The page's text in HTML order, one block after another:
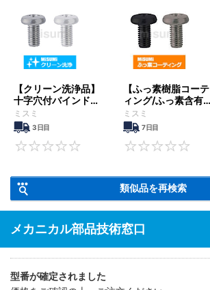
【クリーン洗浄品】
十字穴付バインド小
ねじ-単品・小箱
ミスミ
3日目
0
【ふっ素樹脂コーテ
ィング/ふっ素含有
メッキ】十字穴付バ
インド小ねじ
ミスミ
7日目
類似品を再検索
メカニカル部品技術窓口
型番が確定されました